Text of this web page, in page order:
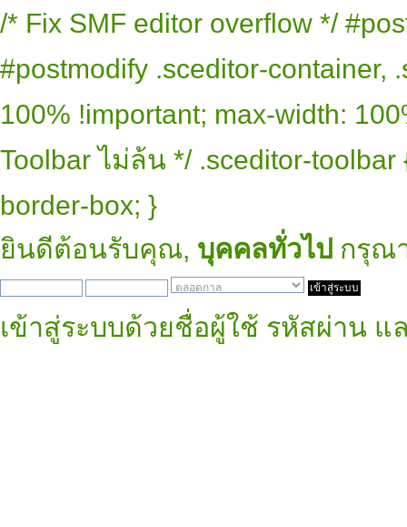
/* Fix SMF editor overflow */
#postmodify .sceditor-container,
100% !important; max-width:
Toolbar ไม่ล้น */ .sceditor-
border-box; }
ยินดีต้อนรับคุณ, บุคคลทั่วไป กรุณ
เข้าสู่ระบบด้วยชื่อผู้ใช้ รหัสผ่าน แ